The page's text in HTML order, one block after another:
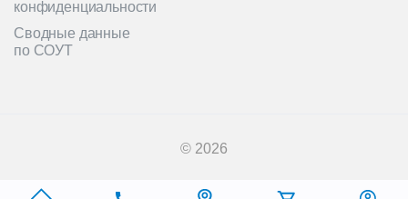
конфиденциальности
Сводные данные
по СОУТ
© 2026